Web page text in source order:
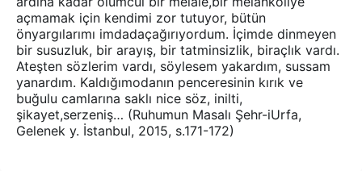
açmamak için kendimi zor tutuyor, bütün
önyargılarımı imdadaçağırıyordum. İçimde dinmeyen
bir susuzluk, bir arayış, bir tatminsizlik, biraçlık vardı.
Ateşten sözlerim vardı, söylesem yakardım, sussam
yanardım. Kaldığımodanın penceresinin kırık ve
buğulu camlarına saklı nice söz, inilti,
şikayet,serzeniş… (Ruhumun Masalı Şehr-iUrfa,
Gelenek y. İstanbul, 2015, s.171-172)